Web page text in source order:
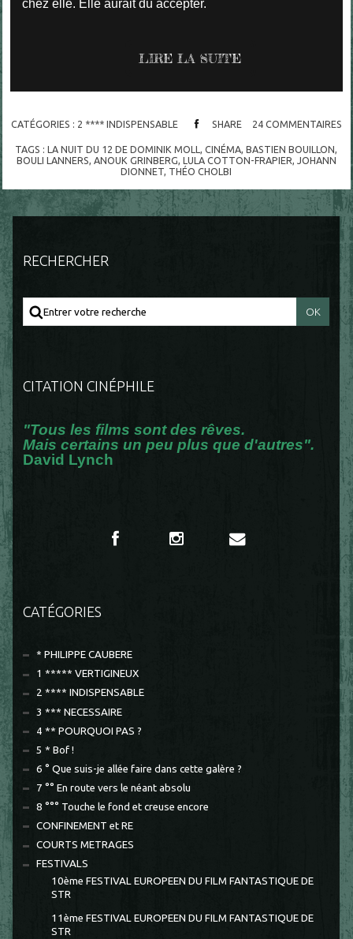
chez elle. Elle aurait dû accepter.
LIRE LA SUITE
CATÉGORIES : 2 **** INDISPENSABLE SHARE 24 COMMENTAIRES
TAGS :LA NUIT DU 12 DE DOMINIK MOLL,CINÉMA,BASTIEN BOUILLON,
BOULI LANNERS, ANOUK GRINBERG, LULA COTTON-FRAPIER, JOHANN
DIONNET, THÉO CHOLBI
RECHERCHER
CITATION CINÉPHILE
"Tous les films sont des rêves.
Mais certains un peu plus que d'autres".
David Lynch
CATÉGORIES
* PHILIPPE CAUBERE
1 ***** VERTIGINEUX
2 **** INDISPENSABLE
3 *** NECESSAIRE
4 ** POURQUOI PAS ?
5 * Bof !
6 ° Que suis-je allée faire dans cette galère ?
7 °° En route vers le néant absolu
8 °°° Touche le fond et creuse encore
CONFINEMENT et RE
COURTS METRAGES
FESTIVALS
10ème FESTIVAL EUROPEEN DU FILM FANTASTIQUE DE
STR
11ème FESTIVAL EUROPEEN DU FILM FANTASTIQUE DE
STR